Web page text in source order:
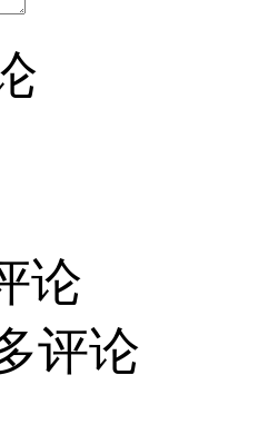
论
评论